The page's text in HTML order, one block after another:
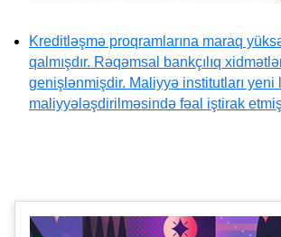
Kreditləşmə proqramlarına maraq
qalmışdır. Rəqəmsal bankçılıq
genişlənmişdir. Maliyyə institutları yeni
maliyyələşdirilməsində fəal iştirak